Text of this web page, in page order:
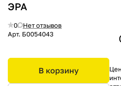
ЭРА
0
Нет отзывов
Арт. Б0054043
В корзину